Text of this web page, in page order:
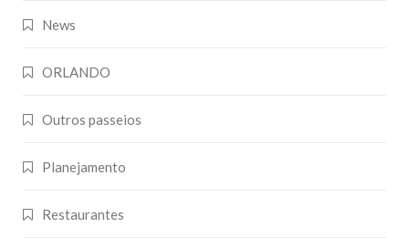
News
ORLANDO
Outros passeios
Planejamento
Restaurantes